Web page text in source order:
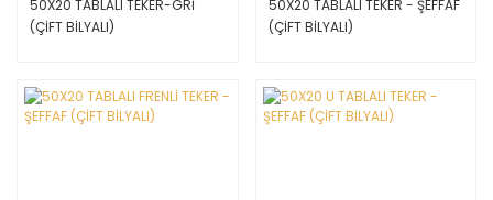
50X20 TABLALI TEKER-GRİ
(ÇİFT BİLYALI)
50X20 TABLALI TEKER - ŞEFFAF
(ÇİFT BİLYALI)